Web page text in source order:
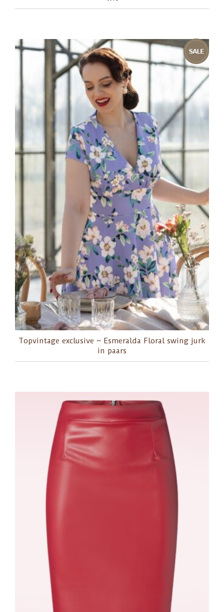
Topvintage exclusive ~ Esmeralda Floral swing jurk
in paars